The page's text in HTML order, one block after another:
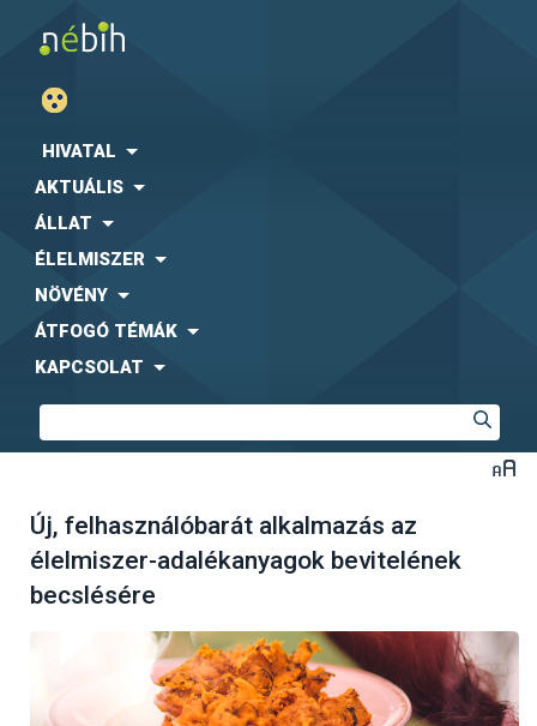
HIVATAL
AKTUÁLIS
ÁLLAT
ÉLELMISZER
NÖVÉNY
ÁTFOGÓ TÉMÁK
KAPCSOLAT
Új, felhasználóbarát alkalmazás az
élelmiszer-adalékanyagok bevitelének
becslésére